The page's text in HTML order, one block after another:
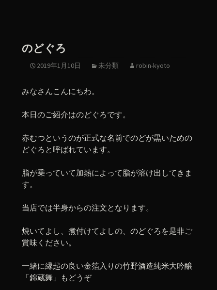
のどぐろ
2019年1月10日 未分類 robin-kyoto
みなさんこんにちわ。
本日のご紹介はのどぐろです。
赤むつというのが正式な名前でのどが黒いための
どぐろと呼ばれています。
脂が乗っていて加熱によって脂が溶け出してきま
す。
当店では半身からの注文となります。
焼いてよし、煮付けてよしの、のどぐろを是非ご
賞味ください。
一緒に縁起の良い金箔入りの竹野酒造純米大吟醸
「錦蔵舞」もどうぞ